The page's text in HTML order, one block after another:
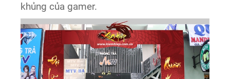
khủng của gamer.